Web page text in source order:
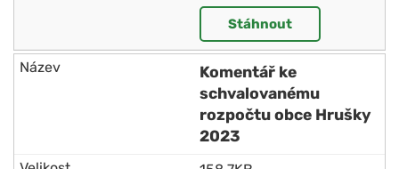
Stáhnout
Komentář ke
schvalovanému
rozpočtu obce Hrušky
2023